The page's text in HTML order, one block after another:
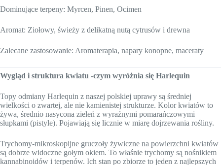
Dominujące terpeny: Myrcen, Pinen, Ocimen
Aromat: Ziołowy, świeży z delikatną nutą cytrusów i drewna
Zalecane zastosowanie: Aromaterapia, napary konopne, maceraty
Wygląd i struktura kwiatu -czym wyróżnia się Harlequin
Topy odmiany Harlequin z naszej polskiej uprawy są średniej
wielkości o zwartej, ale nie kamienistej strukturze. Kolor kwiatów to
żywa, średnio nasycona zieleń z wyraźnymi pomarańczowymi
słupkami (pistyle). Pojawiają się licznie w miarę dojrzewania rośliny.
Trychomy-mikroskopijne gruczoły żywiczne na powierzchni kwiatów
są dobrze widoczne gołym okiem. To właśnie trychomy są nośnikiem
kannabinoidów i terpenów. Ich stan po zbiorze to jeden z najlepszych